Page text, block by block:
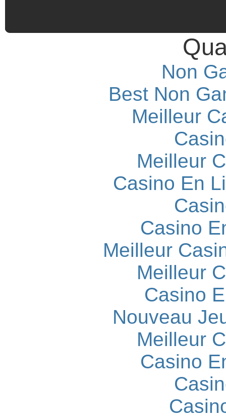
Non
Best Non
Meilleur
Meilleur
Casino En
Casino
Meilleur
Meilleur
Casino
Nouveau
Meilleur
Casino